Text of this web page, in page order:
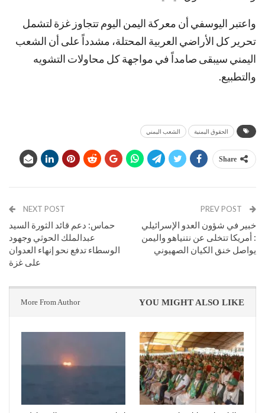
واعتبر اليوسفي أن معركة اليمن اليوم تتجاوز غزة لتشمل
تحرير كل الأراضي العربية المحتلة، مشدداً على أن الشعب
اليمني سيبقى صامداً في مواجهة كل محاولات التشويه
والتطبيع.
الحقوق اليمنية الشعب اليمني
Share
خبير في شؤون العدو الإسرائيلي
: أمريكا تتخلى عن نتنياهو واليمن
يواصل خنق الكيان الصهيوني
NEXT POST
حماس: دعم قائد الثورة السيد
عبدالملك الحوثي وجهود
الوسطاء تدفع نحو إنهاء العدوان
على غزة
YOU MIGHT ALSO LIKE
More From Author